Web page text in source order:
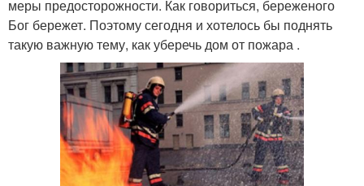
меры предосторожности. Как говориться, береженого
Бог бережет. Поэтому сегодня и хотелось бы поднять
такую важную тему, как уберечь дом от пожара .